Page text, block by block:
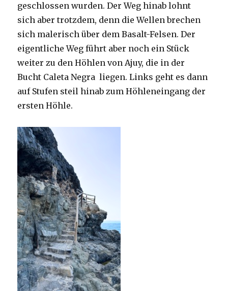
geschlossen wurden. Der Weg hinab lohnt
sich aber trotzdem, denn die Wellen brechen
sich malerisch über dem Basalt-Felsen. Der
eigentliche Weg führt aber noch ein Stück
weiter zu den Höhlen von Ajuy, die in der
Bucht Caleta Negra liegen. Links geht es dann
auf Stufen steil hinab zum Höhleneingang der
ersten Höhle.